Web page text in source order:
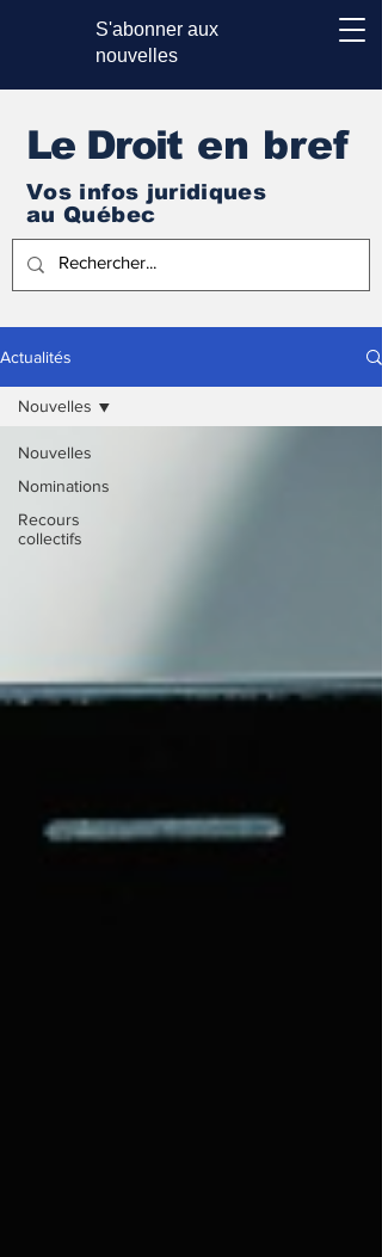
S'abonner aux
nouvelles
Le Droit en bref
Vos infos juridiques
au Québec
Actualités
Nouvelles
Nominations
Recours
collectifs
Nouvelles